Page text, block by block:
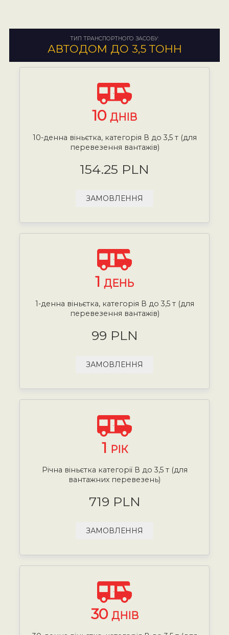
ТИП ТРАНСПОРТНОГО ЗАСОБУ:
АВТОДОМ ДО 3,5 ТОНН
10 ДНІВ
10-денна віньєтка, категорія В до 3,5 т (для
перевезення вантажів)
154.25 PLN
ЗАМОВЛЕННЯ
1 ДЕНЬ
1-денна віньєтка, категорія В до 3,5 т (для
перевезення вантажів)
99 PLN
ЗАМОВЛЕННЯ
1 РІК
Річна віньєтка категорії В до 3,5 т (для
вантажних перевезень)
719 PLN
ЗАМОВЛЕННЯ
30 ДНІВ